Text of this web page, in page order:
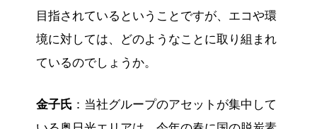
目指されているということですが、エコや環
境に対しては、どのようなことに取り組まれ
ているのでしょうか。
金子氏 ：当社グループのアセットが集中して